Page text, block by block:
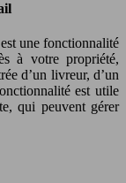
une fonctionnalité
à votre propriété,
d’un livreur, d’un
est utile
qui peuvent gérer